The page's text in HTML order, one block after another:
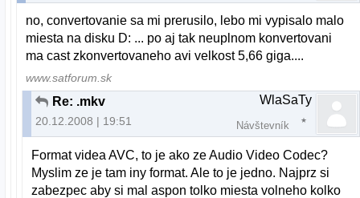
no, convertovanie sa mi prerusilo, lebo mi vypisalo malo
miesta na disku D: ... po aj tak neuplnom konvertovani
ma cast zkonvertovaneho avi velkost 5,66 giga....
www.satforum.sk
Re: .mkv
20.12.2008 | 19:51
WlaSaTy
Návštevník
Format videa AVC, to je ako ze Audio Video Codec?
Myslim ze je tam iny format. Ale to je jedno. Najprz si
zabezpec aby si mal aspon tolko miesta volneho kolko